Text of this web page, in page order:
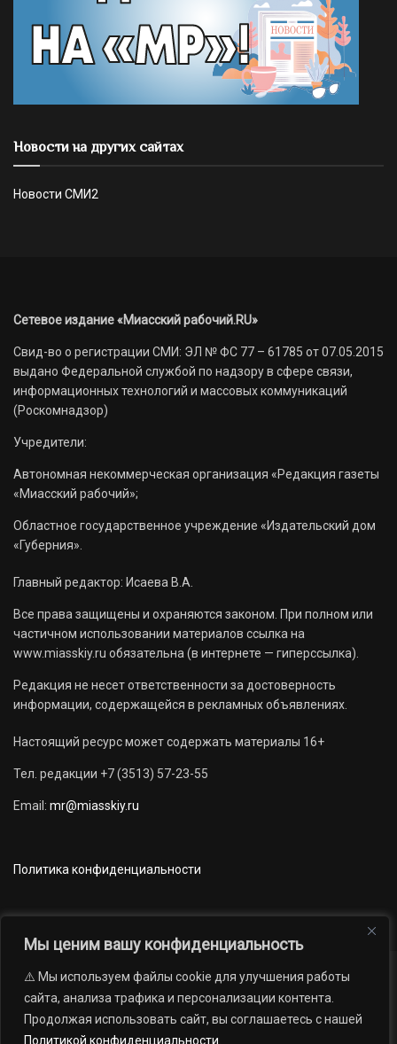
Мы ценим вашу конфиденциальность
⚠️ Мы используем файлы cookie для улучшения работы
сайта, анализа трафика и персонализации контента.
Продолжая использовать сайт, вы соглашаетесь с нашей
Политикой конфиденциальности
Новости на других сайтах
Новости СМИ2
Сетевое издание «Миасский рабочий.RU»
Свид-во о регистрации СМИ: ЭЛ № ФС 77 – 61785 от 07.05.2015
выдано Федеральной службой по надзору в сфере связи,
информационных технологий и массовых коммуникаций
(Роскомнадзор)
Учредители:
Автономная некоммерческая организация «Редакция газеты
«Миасский рабочий»;
Областное государственное учреждение «Издательский дом
«Губерния».
Главный редактор: Исаева В.А.
Все права защищены и охраняются законом. При полном или
частичном использовании материалов ссылка на
www.miasskiy.ru обязательна (в интернете — гиперссылка).
Редакция не несет ответственности за достоверность
информации, содержащейся в рекламных объявлениях.
Настоящий ресурс может содержать материалы 16+
Тел. редакции +7 (3513) 57-23-55
Email: mr@miasskiy.ru
Политика конфиденциальности
Новости Наши проекты
Официально
АРХИВ
16+